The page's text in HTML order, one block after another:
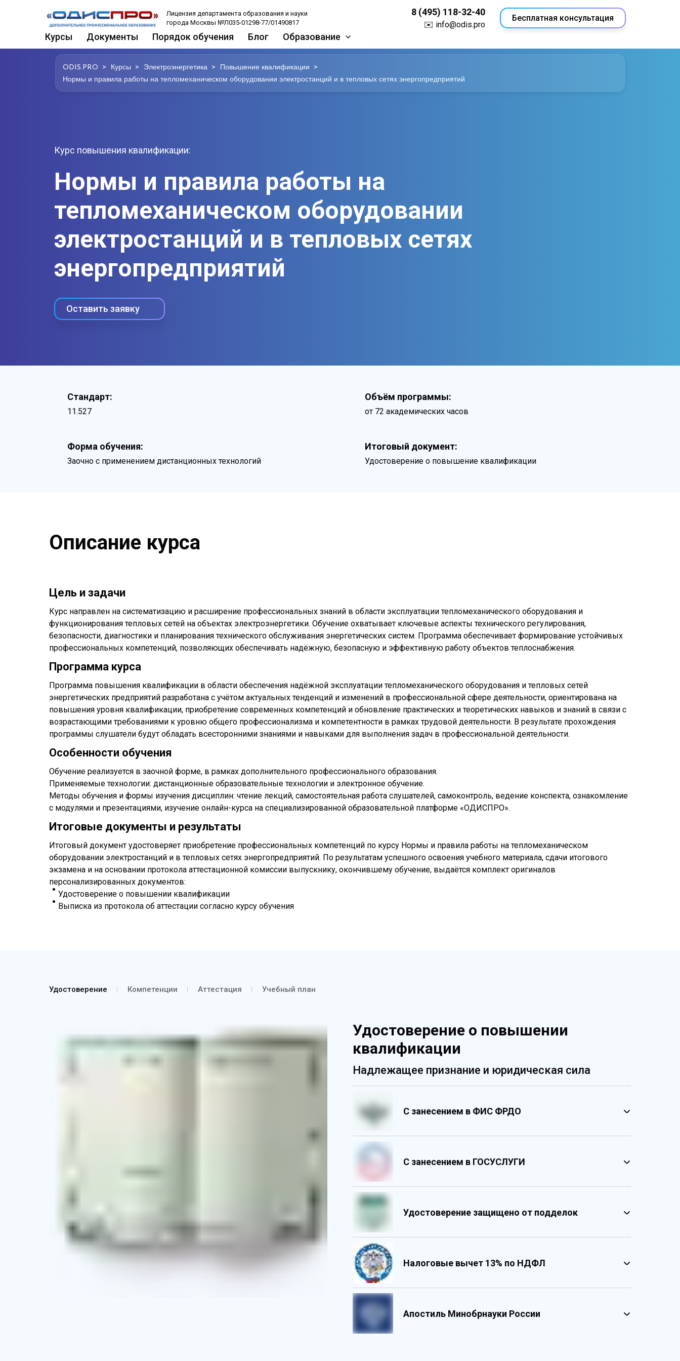
Лицензия департамента образования и науки
города Москвы №Л035-01298-77/01490817
8 (495) 118-32-40
✉️ info@odis.pro
Бесплатная консультация
Курсы Документы Порядок обучения Блог Образование
ODIS.PRO > Курсы > Электроэнергетика > Повышение квалификации >
Нормы и правила работы на тепломеханическом оборудовании электростанций и в тепловых сетях энергопредприятий
Курс повышения квалификации:
Нормы и правила работы на
тепломеханическом оборудовании
электростанций и в тепловых сетях
энергопредприятий
Оставить заявку
Стандарт:
11.527
Объём программы:
от 72 академических часов
Форма обучения:
Заочно с применением дистанционных технологий
Итоговый документ:
Удостоверение о повышение квалификации
Описание курса
Цель и задачи
Курс направлен на систематизацию и расширение профессиональных знаний в области эксплуатации тепломеханического оборудования и
функционирования тепловых сетей на объектах электроэнергетики. Обучение охватывает ключевые аспекты технического регулирования,
безопасности, диагностики и планирования технического обслуживания энергетических систем. Программа обеспечивает формирование устойчивых
профессиональных компетенций, позволяющих обеспечивать надёжную, безопасную и эффективную работу объектов теплоснабжения.
Программа курса
Программа повышения квалификации в области обеспечения надёжной эксплуатации тепломеханического оборудования и тепловых сетей
энергетических предприятий разработана с учётом актуальных тенденций и изменений в профессиональной сфере деятельности, ориентирована на
повышения уровня квалификации, приобретение современных компетенций и обновление практических и теоретических навыков и знаний в связи с
возрастающими требованиями к уровню общего профессионализма и компетентности в рамках трудовой деятельности. В результате прохождения
программы слушатели будут обладать всесторонними знаниями и навыками для выполнения задач в профессиональной деятельности.
Особенности обучения
Обучение реализуется в заочной форме, в рамках дополнительного профессионального образования.
Применяемые технологии: дистанционные образовательные технологии и электронное обучение.
Методы обучения и формы изучения дисциплин: чтение лекций, самостоятельная работа слушателей, самоконтроль, ведение конспекта, ознакомление
с модулями и презентациями, изучение онлайн-курса на специализированной образовательной платформе «ОДИСПРО».
Итоговые документы и результаты
Итоговый документ удостоверяет приобретение профессиональных компетенций по курсу Нормы и правила работы на тепломеханическом
оборудовании электростанций и в тепловых сетях энергопредприятий. По результатам успешного освоения учебного материала, сдачи итогового
экзамена и на основании протокола аттестационной комиссии выпускнику, окончившему обучение, выдаётся комплект оригиналов
персонализированных документов:
Удостоверение о повышении квалификации
Выписка из протокола об аттестации согласно курсу обучения
Удостоверение Компетенции Аттестация Учебный план
Удостоверение о повышении
квалификации
Надлежащее признание и юридическая сила
С занесением в ФИС ФРДО
С занесением в ГОСУСЛУГИ
Удостоверение защищено от подделок
Государственными реестровыми номерами
Персонализированный документ о квалификации
Содержит графические и оптические элементы защиты
Налоговые вычет 13% по НДФЛ
Апостиль Минобрнауки России